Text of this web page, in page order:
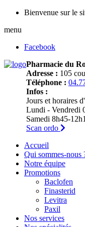
Bienvenue sur le
menu
Facebook
Pharmacie du
Adresse : 105
Téléphone :
Infos :
Jours et horaires
Lundi - Vendredi
Samedi 8h45-
Scan ordo
Accueil
Qui sommes-nous
Notre équipe
Promotions
Baclofen
Finasterid
Levitra
Paxil
Nos services